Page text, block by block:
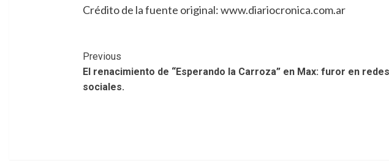
Crédito de la fuente original: www.diariocronica.com.ar
Post
Navigation
Previous
El renacimiento de “Esperando la Carroza” en Max: furor en redes
sociales.